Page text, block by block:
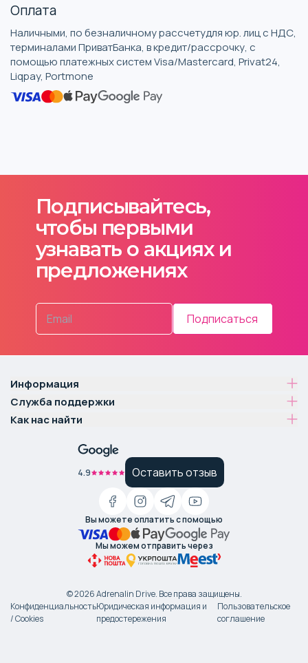
Оплата
Наличными, по безналичному рассчетудля юр. лиц с НДС,
терминалами ПриватБанка, в кредит/рассрочку, с
помощью платежных систем Visa/Mastercard, Privat24,
Liqpay, Portmone
Подписывайтесь,
чтобы первыми
узнавать о акциях и
предложениях
Подписаться
Информация
Служба поддержки
Как нас найти
4.9 Оставить отзыв
Вы можете оплатить с помощью
Мы можем отправить через
©2026Adrenalin Drive. Все права защищены.
Конфиденциальность
/ Cookies
Юридическая информация и
предостережения
Пользовательское
соглашение